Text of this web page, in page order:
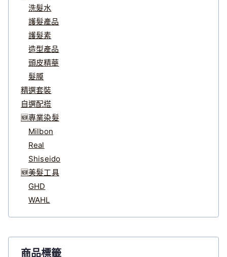
洗髮水
護髮產品
護髮素
造型產品
頭皮精華
髮膜
精選套裝
自選配搭
🆕專業染髮
Milbon
Real
Shiseido
🆕美髮工具
GHD
WAHL
商品標籤